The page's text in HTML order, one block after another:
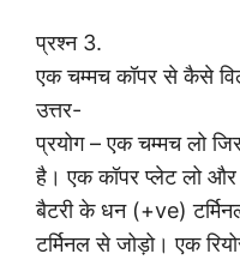
प्रश्न 3.
एक चम्मच कॉपर से कैसे
उत्तर-
प्रयोग – एक चम्मच लो
है। एक कॉपर प्लेट लो
बैटरी के धन (+ve)
टर्मिनल से जोड़ो। एक